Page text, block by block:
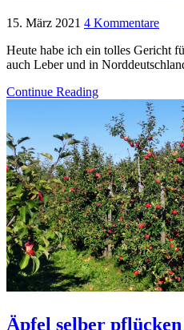
15. März 2021 4 Kommentare
Heute habe ich ein tolles Gericht
auch Leber und in
Continue Reading
Äpfel selber